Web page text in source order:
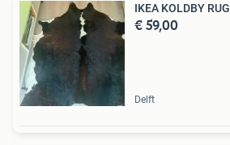
IKEA KOLDBY RUG
€ 59,00
Delft